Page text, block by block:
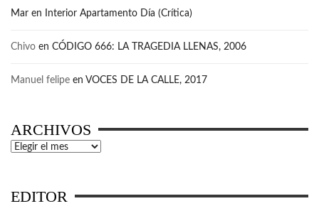
Mar en Interior Apartamento Día (Crítica)
Chivo en CÓDIGO 666: LA TRAGEDIA LLENAS, 2006
Manuel felipe en VOCES DE LA CALLE, 2017
ARCHIVOS
Archivos
EDITOR